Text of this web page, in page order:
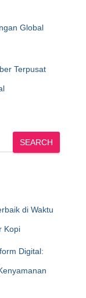
Global
Terpusat
SEARCH
di Waktu
Kopi
Digital: